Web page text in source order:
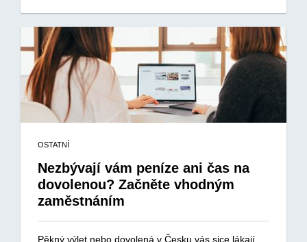
OSTATNÍ
Nezbývají vám peníze ani čas na
dovolenou? Začněte vhodným
zaměstnáním
Pěkný výlet nebo dovolená v Česku vás sice lákají,